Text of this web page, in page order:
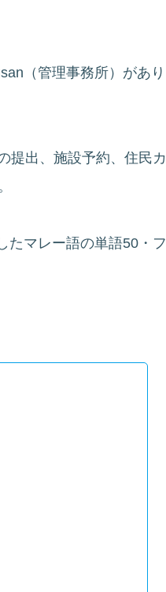
（管理事務所）があ
提出、施設予約、住民
マレー語の単語50・